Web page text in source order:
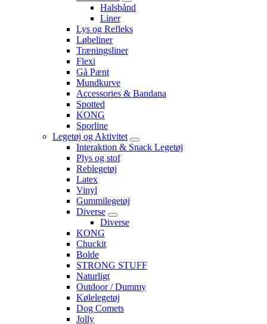
Halsbånd
Liner
Lys og Refleks
Løbeliner
Træningsliner
Flexi
Gå Pænt
Mundkurve
Accessories & Bandana
Spotted
KONG
Sporline
Legetøj og Aktivitet
Interaktion & Snack Legetøj
Plys og stof
Reblegetøj
Latex
Vinyl
Gummilegetøj
Diverse
Diverse
KONG
Chuckit
Bolde
STRONG STUFF
Naturligt
Outdoor / Dummy
Kølelegetøj
Dog Comets
Jolly